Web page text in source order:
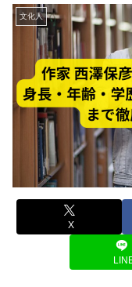
文化人
X